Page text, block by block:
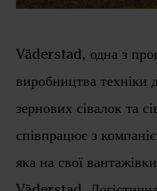
Väderstad, одна з
виробництва техніки
зернових сівалок та
співпрацює з
яка на свої